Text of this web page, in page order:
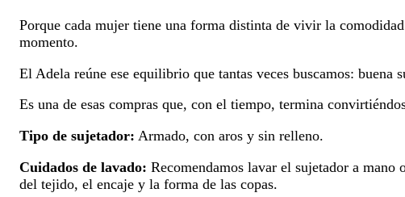
Porque cada mujer tiene una forma distinta de vivir la
momento.
El Adela reúne ese equilibrio que tantas veces buscamos:
Es una de esas compras que, con el tiempo, termina
Tipo de sujetador: Armado, con aros y sin relleno.
Cuidados de lavado: Recomendamos lavar el sujetador a
del tejido, el encaje y la forma de las copas.